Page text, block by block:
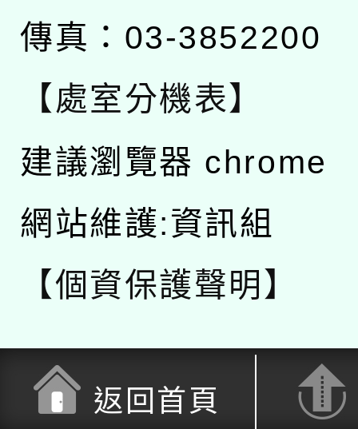
傳真：03-3852200
【處室分機表】
建議瀏覽器 chrome
網站維護:資訊組
【個資保護聲明】
返回首頁